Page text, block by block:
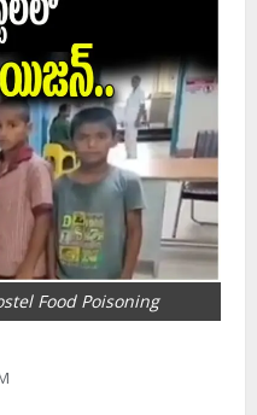
Food Poisoning